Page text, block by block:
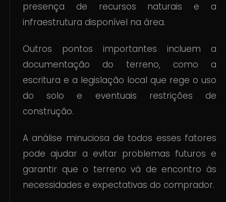
presença de recursos naturais e a
infraestrutura disponível na área.
Outros pontos importantes incluem a
documentação do terreno, como a
escritura e a legislação local que rege o uso
do solo e eventuais restrições de
construção.
A análise minuciosa de todos esses fatores
pode ajudar a evitar problemas futuros e
garantir que o terreno vá de encontro às
necessidades e expectativas do comprador.